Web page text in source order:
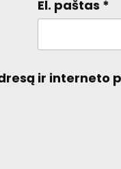
El. paštas *
ir interneto